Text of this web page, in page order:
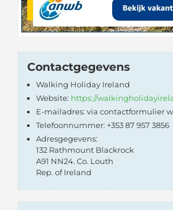
Contactgegevens
Walking Holiday Ireland
Website: https://
E-mailadres: via contactformulier
Telefoonnummer: +353 87 957 3856
Adresgegevens:
132 Rathmount Blackrock
A91 NN24. Co. Louth
Rep. of Ireland